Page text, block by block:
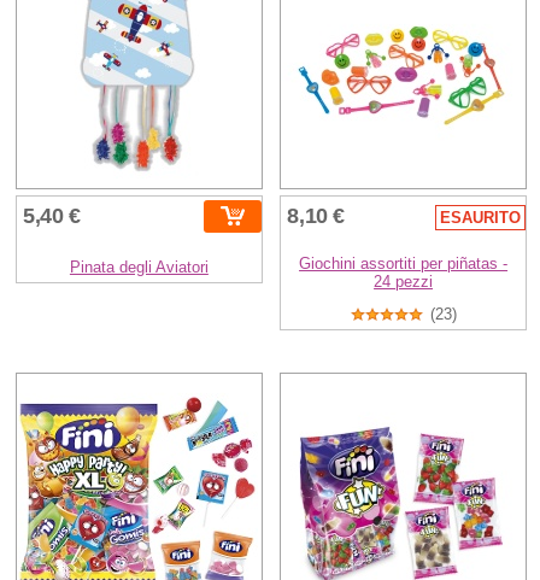
5,40 €
Pinata degli Aviatori
8,10 € ESAURITO
Giochini assortiti per piñatas -
24 pezzi
(23)